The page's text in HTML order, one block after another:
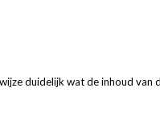
duidelijk wat de inhoud